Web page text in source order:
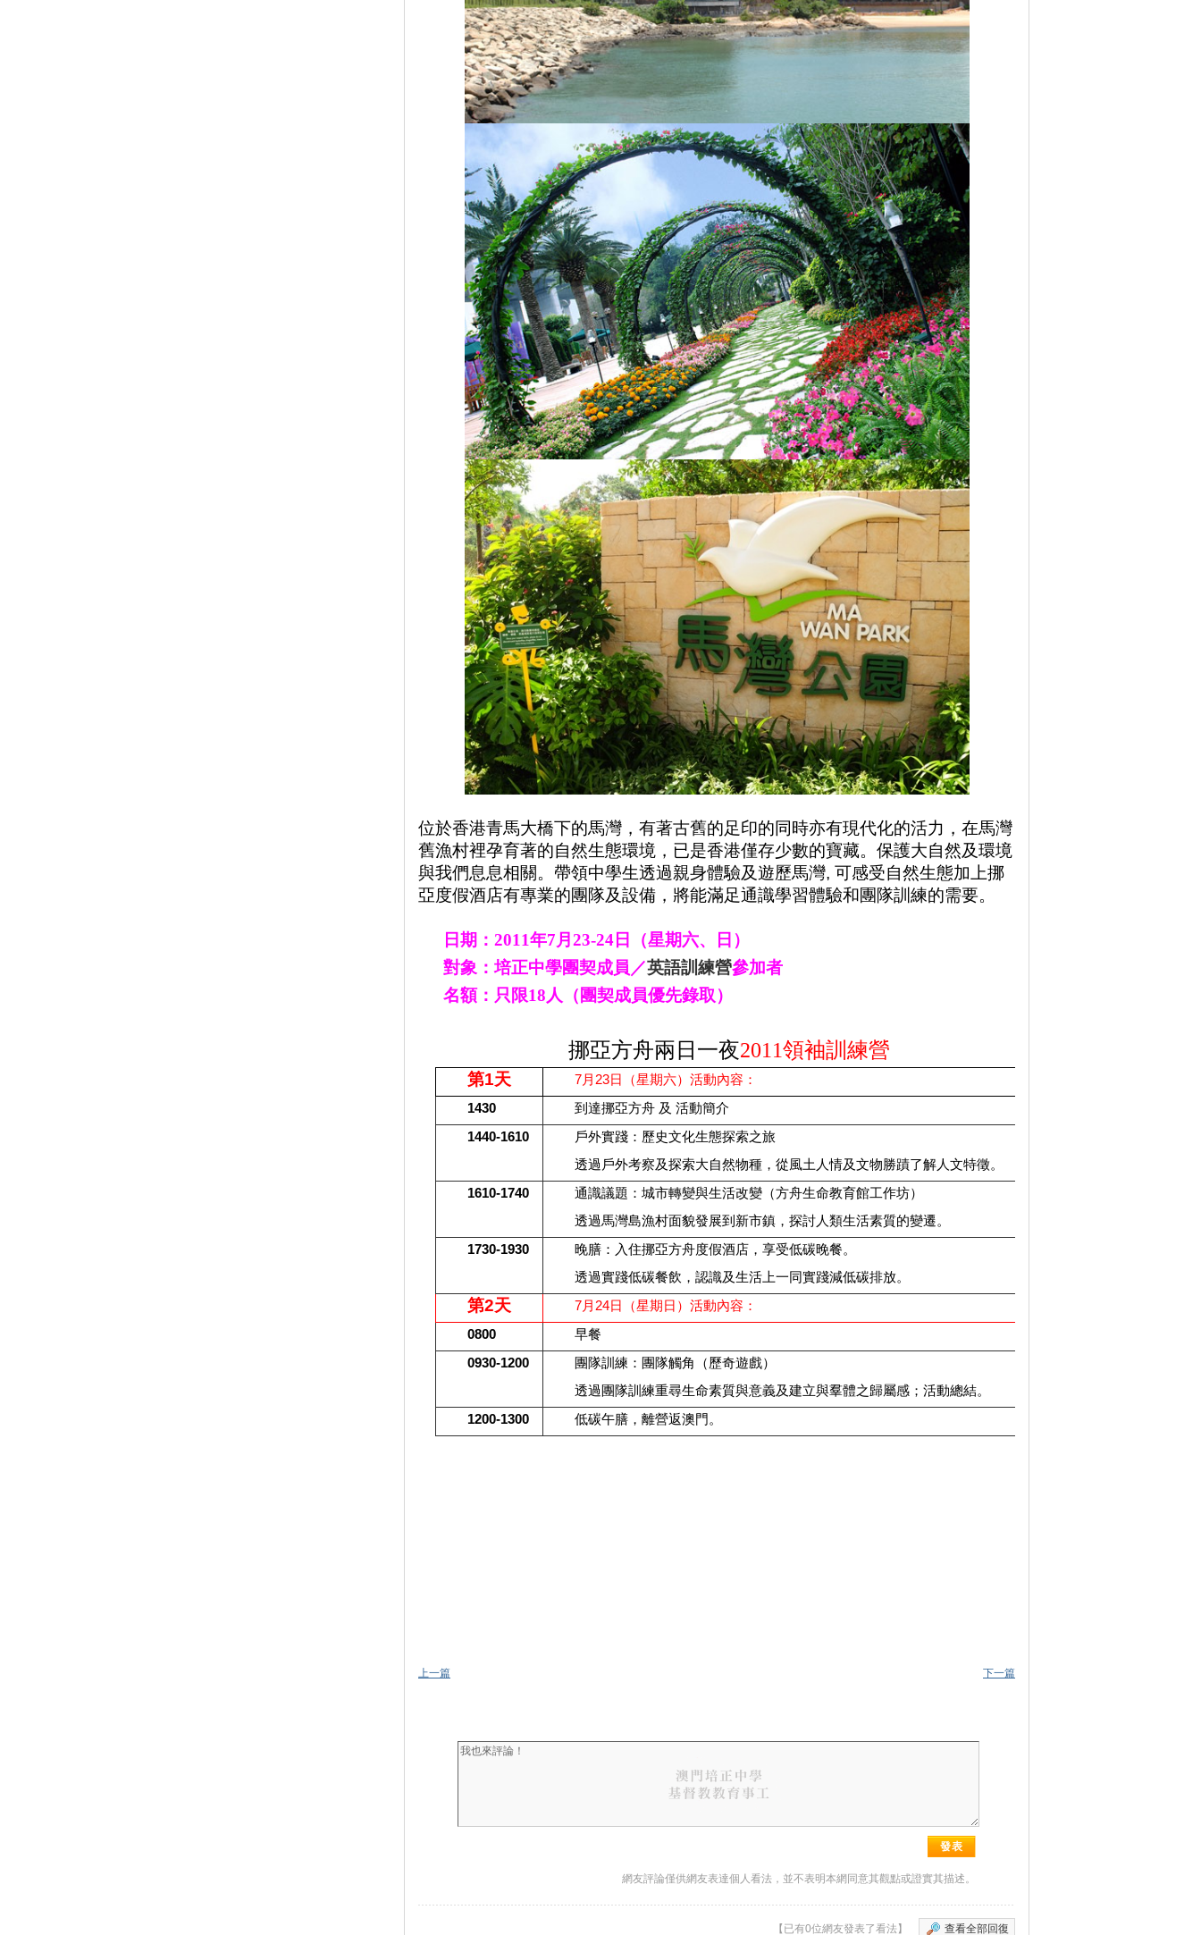
位於香港青馬大橋下的馬灣，有著古舊的足印的同時亦有現代化的活力，在馬灣
舊漁村裡孕育著的自然生態環境，已是香港僅存少數的寶藏。保護大自然及環境
與我們息息相關。帶領中學生透過親身體驗及遊歷馬灣, 可感受自然生態加上挪
亞度假酒店有專業的團隊及設備，將能滿足通識學習體驗和團隊訓練的需要。
日期：2011年7月23-24 日（星期六、日）
對象：培正中學團契成員／英語訓練營參加者
名額：只限18人（ 團契成員優先錄取）
挪亞方舟兩日一夜2011領袖訓練營
第1天 7月 23日
（星期六）活動內容：
1430
到達挪亞方舟 及 活動簡介
1440-1610
戶外實踐：歷史文化生態探索之旅
透過戶外考察及探索大自然物種，從風土人情及文物勝蹟了解人文特徵。
1610-1740
通識議題：城市轉變與生活改變（方舟生命教育館工作坊）
透過馬灣島漁村面貌發展到新市鎮，探討人類生活素質的變遷。
1730-1930
晚膳：入住挪亞方舟度假酒店，享受低碳晚餐。
透過實踐低碳餐飲，認識及生活上一同實踐減低碳排放。
第2天 7月 24日
（星期日）活動內容：
0800
早餐
0930-1200
團隊訓練：團隊觸角 （歷奇遊戲）
透過團隊訓練重尋生命素質與意義及建立與羣體之歸屬感；活動總結。
1200-1300
低碳午膳 ，離營返澳門。
上一篇 下一篇
網友評論僅供網友表達個人看法，並不表明本網同意其觀點或證實其描述。
查看全部回復
【已有0位網友發表了看法】